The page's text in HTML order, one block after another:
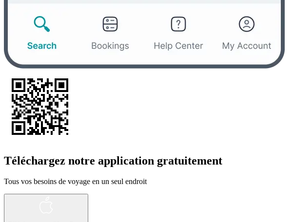
Téléchargez notre application gratuitement
Tous vos besoins de voyage en un seul endroit